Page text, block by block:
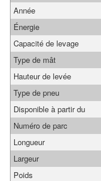
Année
Énergie
Capacité de levage
Type de mât
Hauteur de levée
Type de pneu
Disponible à partir du
Numéro de parc
Longueur
Largeur
Poids